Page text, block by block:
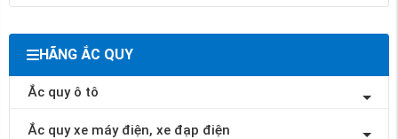
HÃNG ẮC QUY
Ắc quy ô tô
Ắc quy xe máy điện, xe đạp điện